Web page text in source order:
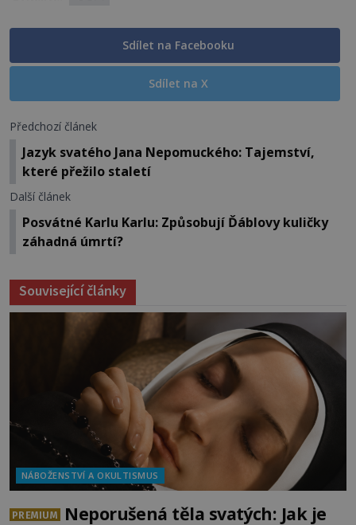
Sdílet na Facebooku
Sdílet na X
Předchozí článek
Jazyk svatého Jana Nepomuckého: Tajemství,
které přežilo staletí
Další článek
Posvátné Karlu Karlu: Způsobují Ďáblovy kuličky
záhadná úmrtí?
Související články
NÁBOŽENSTVÍ A OKULTISMUS
PREMIUM
Neporušená těla svatých: Jak je